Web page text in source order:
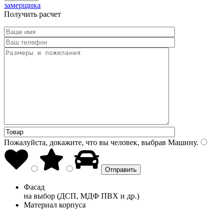
замерщика
Получить расчет
Пожалуйста, докажите, что вы человек, выбрав Машину.
Фасад
на выбор (ДСП, МДФ ПВХ и др.)
Материал корпуса